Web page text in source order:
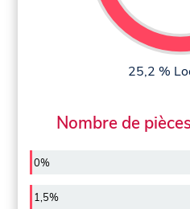
25,2 %
Nombre de
0%
1,5%